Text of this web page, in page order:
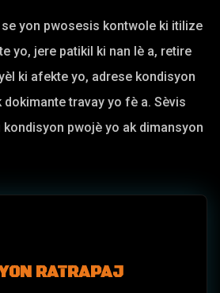
yon pwosesis kontwole ki itilize
yo, jere patikil ki nan lè a, retire
ki afekte yo, adrese kondisyon
travay yo fè a. Sèvis
pwojè yo ak dimansyon
RATRAPAJ